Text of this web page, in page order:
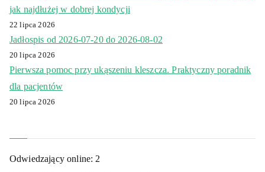
jak najdłużej w dobrej kondycji
22 lipca 2026
Jadłospis od 2026-07-20 do 2026-08-02
20 lipca 2026
Pierwsza pomoc przy ukąszeniu kleszcza. Praktyczny poradnik
dla pacjentów
20 lipca 2026
Odwiedzający online: 2